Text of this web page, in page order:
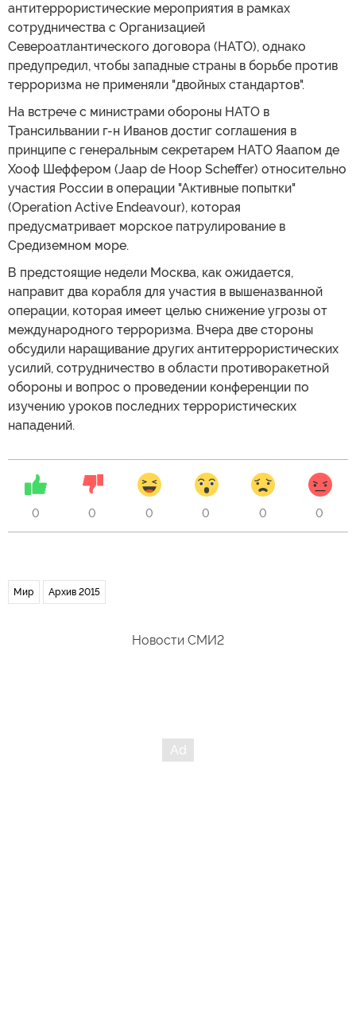
антитеррористические мероприятия в рамках
сотрудничества с Организацией
Североатлантического договора (НАТО), однако
предупредил, чтобы западные страны в борьбе против
терроризма не применяли "двойных стандартов".
На встрече с министрами обороны НАТО в
Трансильвании г-н Иванов достиг соглашения в
принципе с генеральным секретарем НАТО Яаапом де
Хооф Шеффером (Jaap de Hoop Scheffer) относительно
участия России в операции "Активные попытки"
(Operation Active Endeavour), которая
предусматривает морское патрулирование в
Средиземном море.
В предстоящие недели Москва, как ожидается,
направит два корабля для участия в вышеназванной
операции, которая имеет целью снижение угрозы от
международного терроризма. Вчера две стороны
обсудили наращивание других антитеррористических
усилий, сотрудничество в области противоракетной
обороны и вопрос о проведении конференции по
изучению уроков последних террористических
нападений.
0 0 0 0 0 0
Мир Архив 2015
Новости СМИ2